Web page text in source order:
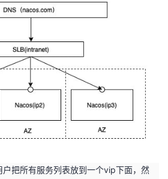
户把所有服务列表放到一个vip下面，然